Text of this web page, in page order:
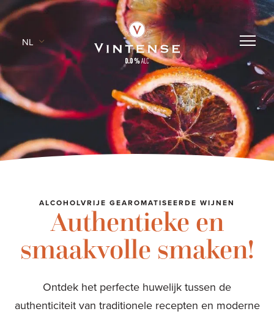
NL
ALCOHOLVRIJE GEAROMATISEERDE WIJNEN
Authentieke en
smaakvolle smaken!
Ontdek het perfecte huwelijk tussen de
authenticiteit van traditionele recepten en moderne